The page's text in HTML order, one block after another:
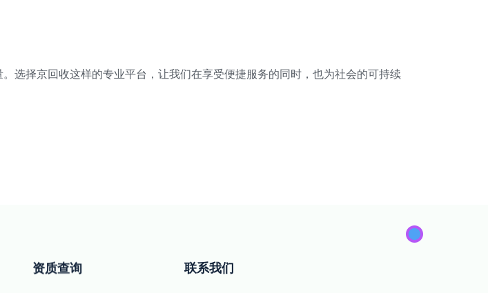
选择京回收这样的专业平台，让我们在享受便捷服务的同时，也为社会的可持续
资质查询 联系我们